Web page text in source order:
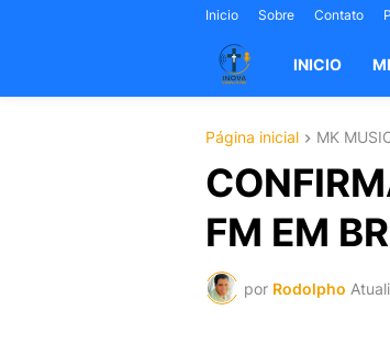
Inicio Sobre Contato
INICIO
Página inicial MK
FM EM
por Rodolpho